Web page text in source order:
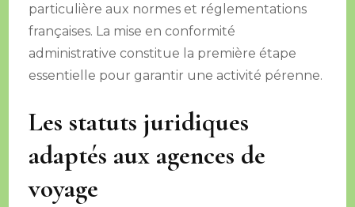
particulière aux normes et réglementations
françaises. La mise en conformité
administrative constitue la première étape
essentielle pour garantir une activité pérenne.
Les statuts juridiques
adaptés aux agences de
voyage